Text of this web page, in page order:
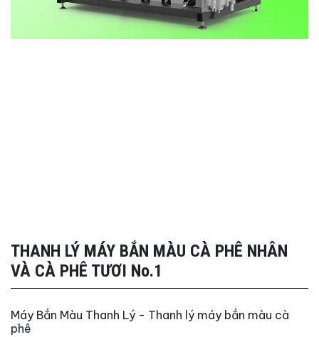
THANH LÝ MÁY BẮN MÀU CÀ PHÊ NHÂN
VÀ CÀ PHÊ TƯƠI No.1
Máy Bắn Màu Thanh Lý - Thanh lý máy bắn màu cà
phê